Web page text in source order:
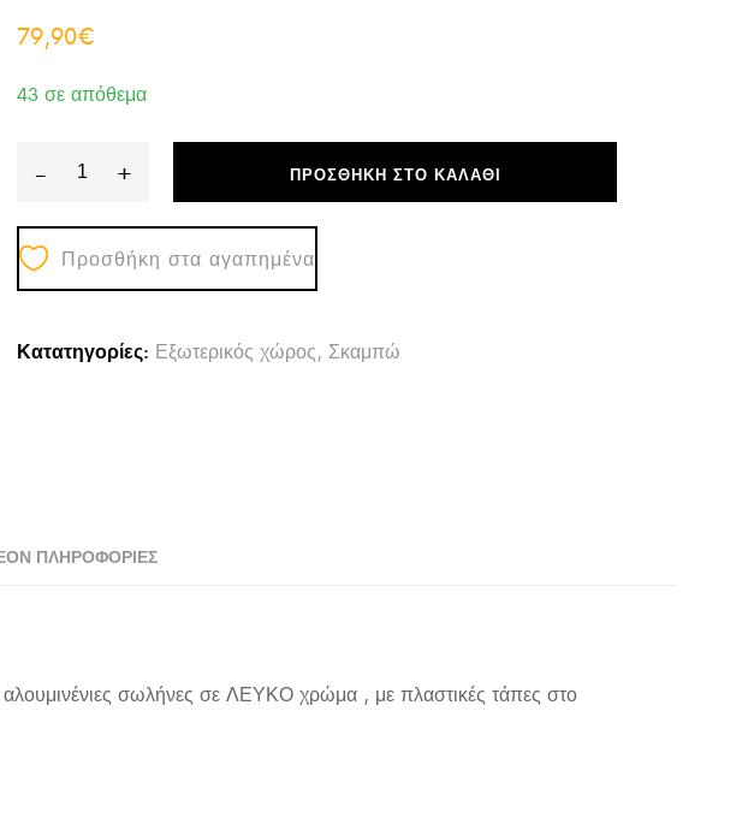
79,90€
43 σε απόθεμα
-
ΣΚΑΜΠΟ
ΣΕΙΡΑ
INTREPID
HM6325.02
ΣΕ
+ ΠΡΟΣΘΉΚΗ ΣΤΟ ΚΑΛΆΘΙ
Προσθήκη στα αγαπημένα
Κατατηγορίες: Εξωτερικός χώρος, Σκαμπώ
ΠΛΗΡΟΦΟΡΊΕΣ
σωλήνες σε ΛΕΥΚΟ χρώμα , με πλαστικές τάπες στο